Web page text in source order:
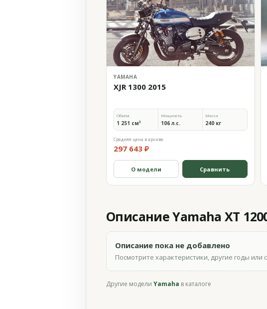
YAMAHA
XJR 1300 2015
Объём
1 251 см³
Мощность
106 л.с.
Масса
240 кг
Средняя цена в архиве
297 643 ₽
О модели Сравнить
Описание Yamaha XT
Описание пока не добавлено
Посмотрите характеристики, другие годы или
Другие модели Yamaha в каталоге